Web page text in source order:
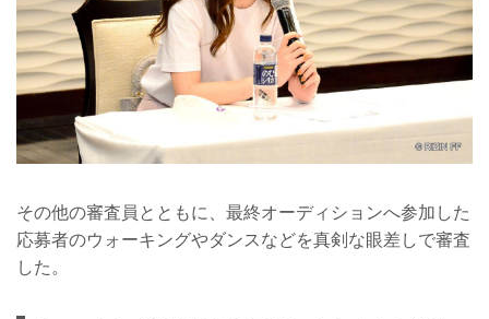
その他の審査員とともに、最終オーディションへ参加した
応募者のウォーキングやダンスなどを真剣な眼差しで審査
した。